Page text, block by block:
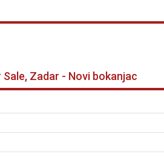
Zadar - Novi bokanjac